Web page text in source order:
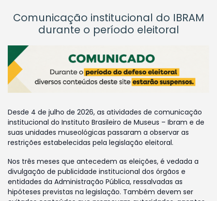
Comunicação institucional do IBRAM
durante o período eleitoral
Desde 4 de julho de 2026, as atividades de comunicação
institucional do Instituto Brasileiro de Museus – Ibram e de
suas unidades museológicas passaram a observar as
restrições estabelecidas pela legislação eleitoral.
Nos três meses que antecedem as eleições, é vedada a
divulgação de publicidade institucional dos órgãos e
entidades da Administração Pública, ressalvadas as
hipóteses previstas na legislação. Também devem ser